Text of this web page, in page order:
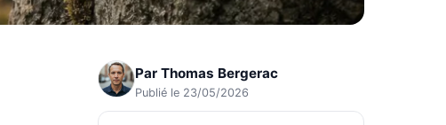
Par Thomas Bergerac
Publié le 23/05/2026